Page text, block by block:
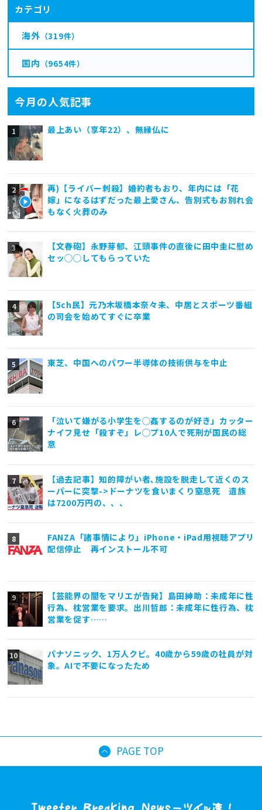
カテゴリ
海外 （319件）
国内 （9654件）
今月の人気記事
最上あい（享年22）、無縁仏に
再)【ライバー刺殺】婚約者もおり、年内には「花
嫁」になるはずだった最上愛さん、告別式もお別れ会
もなく火葬のみ
【文春砲】永野芽郁、江頭事件の直後に田中圭に慰め
セッ◯◯してもらっていた
【5ch民】元乃木坂橋本奈々未、中居とスポーツ番組
の司会を始めてすぐに卒業
東芝、中国へのパワー半導体の技術供与を中止
「泣いて嫌がる小学生を◯姦するのが好き」カッター
ナイフ見せ「殺すぞ」レ◯プ10人で死刑が国民の総
意
【過去記事】知的障がい者､施設を脱走して近くのス
ーパーに突撃->ドーナツを食いまくり窒息死 遺族
は7200万円の、、、
FANZA「諸事情により」iPhone・iPad用視聴アプリ
配信停止 再インストール不可
【芸能界の闇をマリエが告発】島田紳助：未成年に性
行為、枕営業を要求。出川哲郎：未成年に性行為、枕
営業を促す……
パナソニック、1万人クビ。40歳から59歳の社員が対
象。AIで不要になったため
PAGE TOP